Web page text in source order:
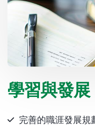
學習與發展
完善的職涯發展規